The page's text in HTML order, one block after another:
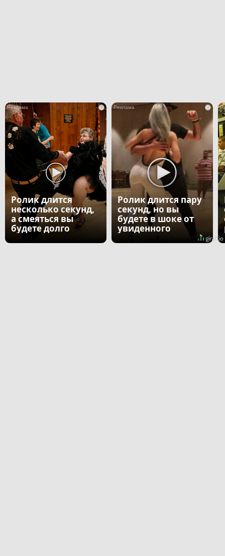
i
Ролик длится
несколько секунд,
а смеяться вы
будете долго
i
Ролик длится пару
секунд, но вы
будете в шоке от
увиденного